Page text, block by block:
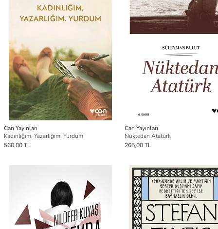
Can Yayınları
Kadınlığım, Yazarlığım, Yurdum
560,00 TL
Can Yayınları
Nüktedan Atatürk
265,00 TL